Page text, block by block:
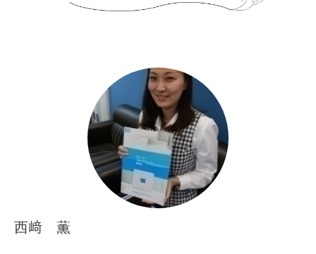
西﨑 薫